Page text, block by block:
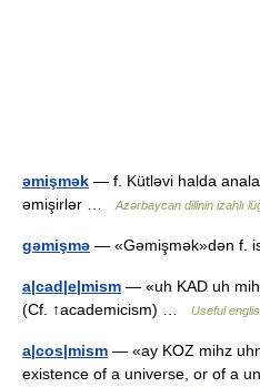
əmişmək — f. Kütləvi halda
əmişirlər …
Azərbaycan dilinin izahlı
gəmişmə — «Gəmişmək»dən f.
a|cad|e|mism — «uh KAD uh
(Cf. ↑academicism) …
Useful
a|cos|mism — «ay KOZ mihz
existence of a universe, or of a